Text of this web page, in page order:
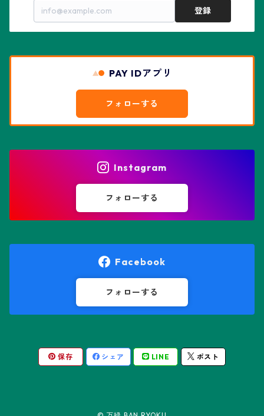
リザード・スキン兜
花園兜
エキノプシス属
エリオシケ属
オレオケレウス属
friedrichii LB 2178
キリンドロオプンチア属
センナ属
パキポディウム属
フェネストラリア属
プセウドリトス属
ユーフォルビア属
登録
PAY IDアプリ
フォローする
Instagram
フォローする
Facebook
フォローする
保存 シェア LINE ポスト